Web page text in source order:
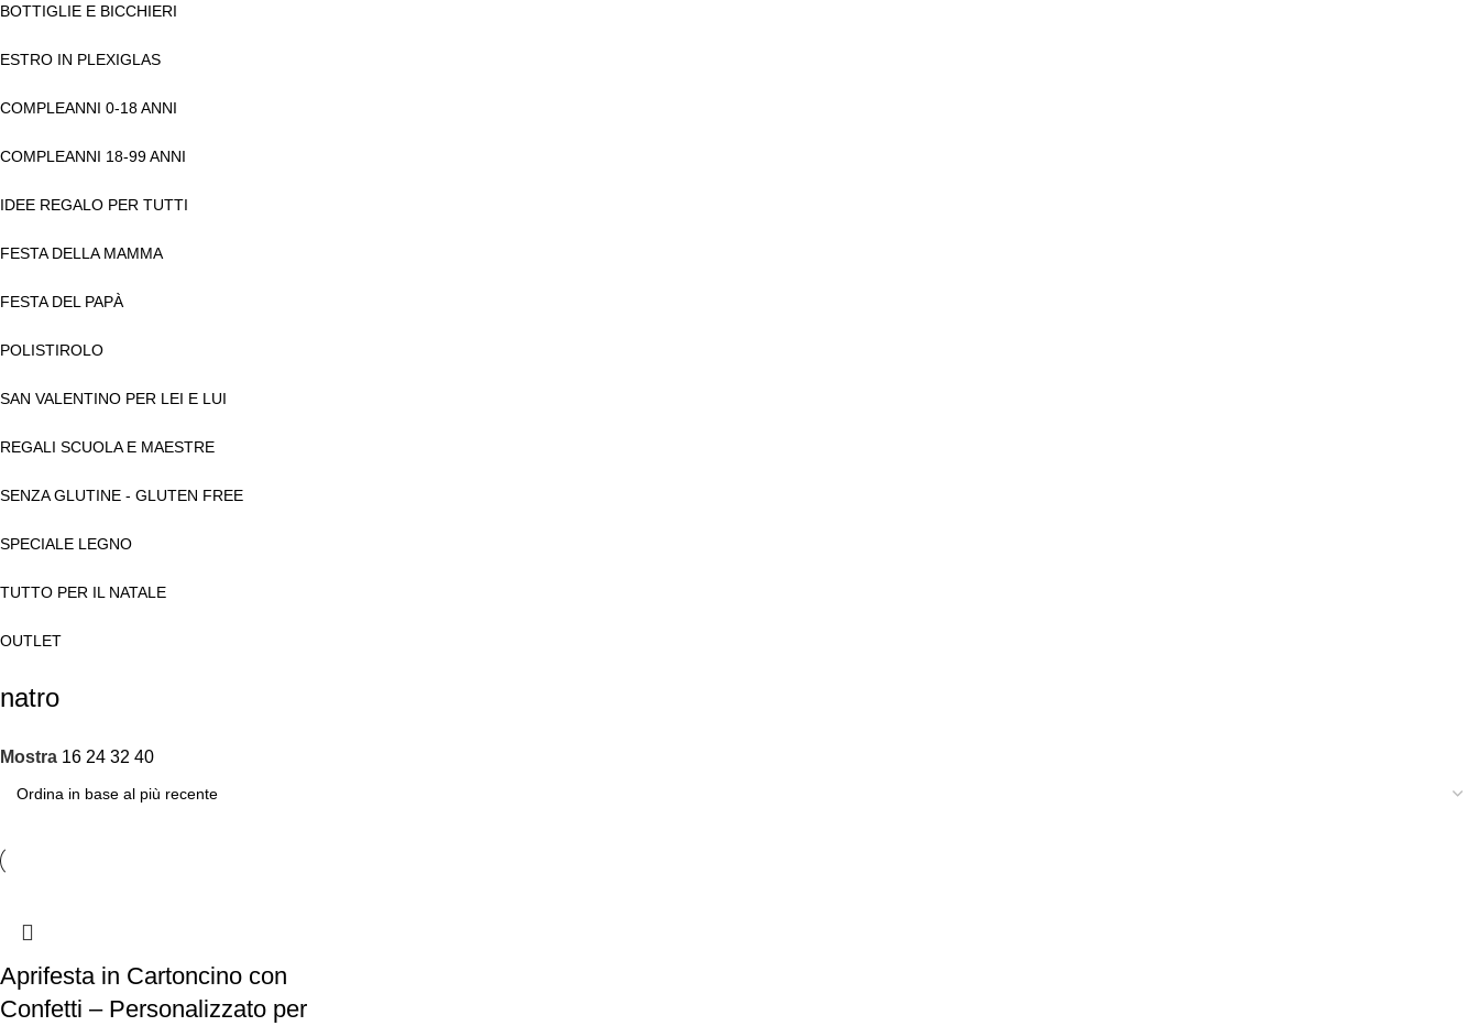
BOTTIGLIE E BICCHIERI
ESTRO IN PLEXIGLAS
COMPLEANNI 0-18 ANNI
COMPLEANNI 18-99 ANNI
IDEE REGALO PER TUTTI
FESTA DELLA MAMMA
FESTA DEL PAPÀ
POLISTIROLO
SAN VALENTINO PER LEI E LUI
REGALI SCUOLA E MAESTRE
SENZA GLUTINE - GLUTEN FREE
SPECIALE LEGNO
TUTTO PER IL NATALE
OUTLET
natro
Mostra 16 24 32 40
Aprifesta in Cartoncino con
Confetti – Personalizzato per